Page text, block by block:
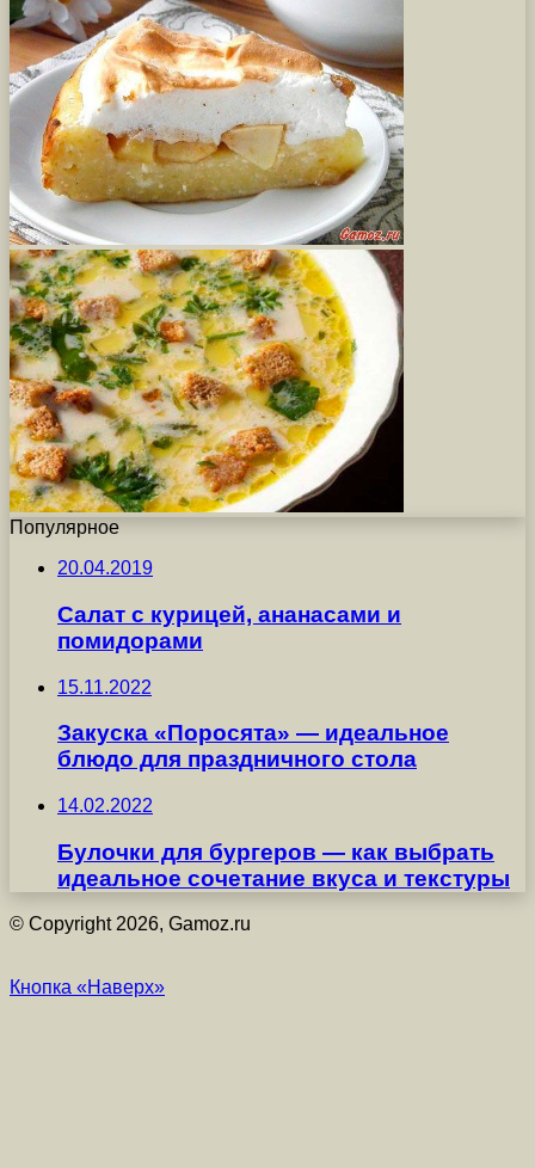
Популярное
20.04.2019
Салат с курицей, ананасами и
помидорами
15.11.2022
Закуска «Поросята» — идеальное
блюдо для праздничного стола
14.02.2022
Булочки для бургеров — как выбрать
идеальное сочетание вкуса и текстуры
© Copyright 2026, Gamoz.ru
Кнопка «Наверх»